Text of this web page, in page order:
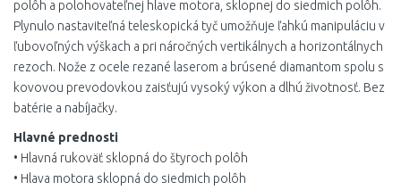
polôh a polohovateľnej hlave motora, sklopnej do siedmich polôh.
Plynulo nastaviteľná teleskopická tyč umožňuje ľahkú manipuláciu v
ľubovoľných výškach a pri náročných vertikálnych a horizontálnych
rezoch. Nože z ocele rezané laserom a brúsené diamantom spolu s
kovovou prevodovkou zaisťujú vysoký výkon a dlhú životnosť. Bez
batérie a nabíjačky.
Hlavné prednosti
• Hlavná rukoväť sklopná do štyroch polôh
• Hlava motora sklopná do siedmich polôh